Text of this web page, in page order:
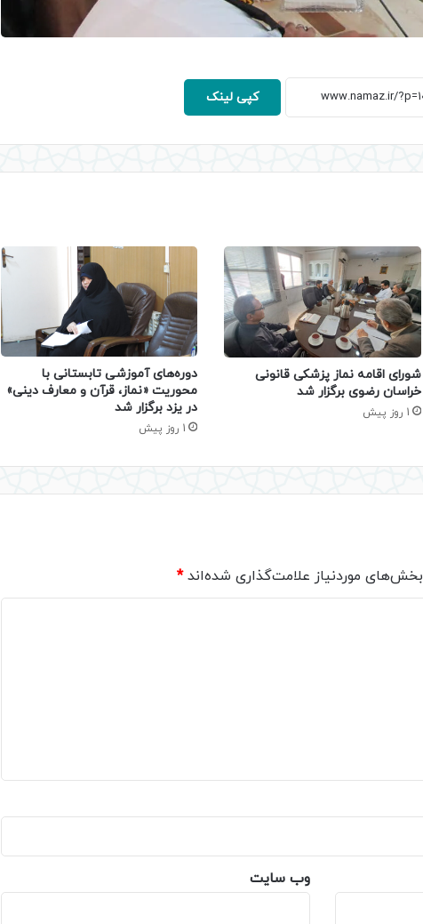
کپی لینک
شورای اقامه نماز پزشکی قانونی
خراسان رضوی برگزار شد
1 روز پیش
دوره‌های آموزشی تابستانی با
محوریت «نماز، قرآن و معارف دینی»
در یزد برگزار شد
1 روز پیش
بخش‌های موردنیاز علامت‌گذاری شده‌اند*
وب‌ سایت